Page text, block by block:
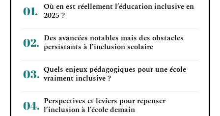
Où en est réellement l’éducation inclusive en
2025 ?
Des avancées notables mais des obstacles
persistants à l’inclusion scolaire
Quels enjeux pédagogiques pour une école
vraiment inclusive ?
Perspectives et leviers pour repenser
l’inclusion à l’école demain